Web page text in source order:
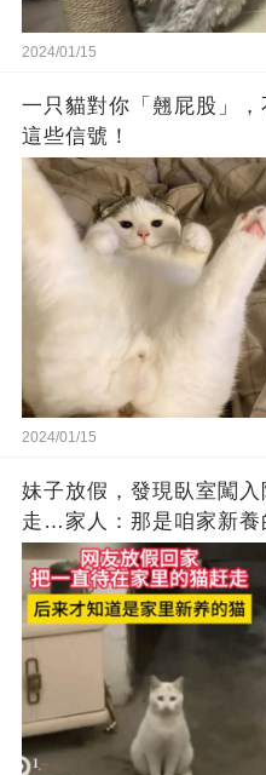
2024/01/15
一只貓對你「翹屁股」
這些信號！
2024/01/15
妹子放假，發現臥室闖
走…家人：那是咱家新養